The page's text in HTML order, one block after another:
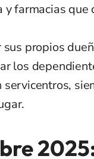
y farmacias
propios
los
servicentros,